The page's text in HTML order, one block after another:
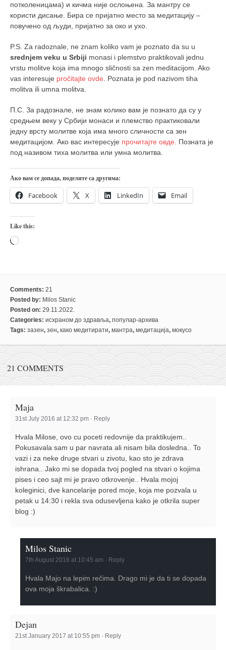
потколеницама) и кичма није ослоњена. За мантру се
користи дисање. Бира се пријатно место за медитацију –
повучено од људи, пријатно за око и ухо.
P.S. Za radoznale, ne znam koliko vam je poznato da su u
srednjem veku u Srbiji monasi i plemstvo praktikovali jednu
vrstu molitve koja ima mnogo sličnosti sa zen meditacijom. Ako
vas interesuje pročitajte ovde . Poznata je pod nazivom tiha
molitva ili umna molitva.
П.С. За радознале, не знам колико вам је познато да су у
средњем веку у Србији монаси и племство практиковали
једну врсту молитве која има много сличности са зен
медитацијом. Ако вас интересује прочитајте овде.
Позната је
под називом тиха молитва или умна молитва.
Ако вам се допада, поделите са другима:
Facebook X LinkedIn Email
Like this:
Loading…
Comments: 21
Posted by: Milos Stanic
Posted on: 29.11.2022.
Categories: исхраном до здравља, популар-архива
Tags: зазен, зен, како медитирати, мантра, медитација, мокусо
21 COMMENTS
Maja
31st July 2016 at 12:32 pm · Reply
Hvala Milose, ovo cu poceti redovnije da praktikujem..
Pokusavala sam u par navrata ali nisam bila dosledna.. To
vazi i za neke druge stvari u zivotu, kao sto je zdrava
ishrana.. Jako mi se dopada tvoj pogled na stvari o kojima
pises i ceo sajt mi je pravo otkrovenje.. Hvala mojoj
koleginici, dve kancelarije pored moje, koja me pozvala u
petak u 14:30 i rekla sva odusevljena kako je otkrila super
blog :)
Milos Stanic
7th August 2016 at 10:45 am · Reply
Hvala Majo na lepim rečima. Drago mi je da ti se dopada
ova moja škrabalica. :)
Dejan
21st January 2017 at 10:55 pm · Reply